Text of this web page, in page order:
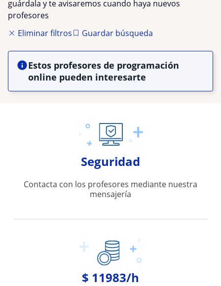
guárdala y te avisaremos cuando haya nuevos
profesores
Eliminar filtros
Guardar búsqueda
Estos profesores de programación
online pueden interesarte
Seguridad
Contacta con los profesores mediante nuestra
mensajería
$ 11983/h